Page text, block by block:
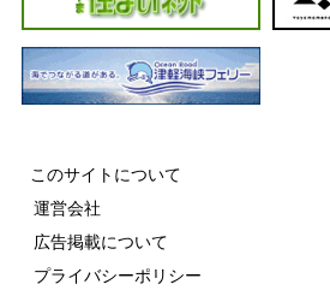
このサイトについて
運営会社
広告掲載について
プライバシーポリシー